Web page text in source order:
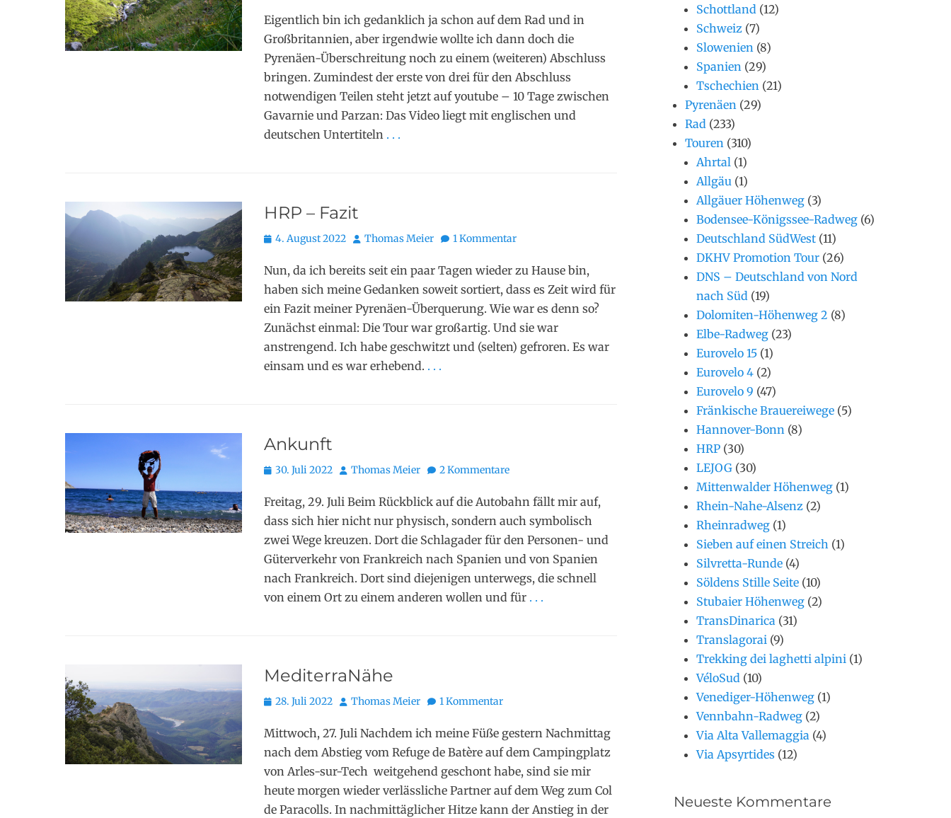
Eigentlich bin ich gedanklich ja schon auf dem Rad und in
Großbritannien, aber irgendwie wollte ich dann doch die
Pyrenäen-Überschreitung noch zu einem (weiteren) Abschluss
bringen. Zumindest der erste von drei für den Abschluss
notwendigen Teilen steht jetzt auf youtube – 10 Tage zwischen
Gavarnie und Parzan: Das Video liegt mit englischen und
deutschen Untertiteln . . .
HRP – Fazit
Posted
4. August 2022 Autor
Thomas Meier 1 Kommentar
Nun, da ich bereits seit ein paar Tagen wieder zu Hause bin,
haben sich meine Gedanken soweit sortiert, dass es Zeit wird für
ein Fazit meiner Pyrenäen-Überquerung. Wie war es denn so?
Zunächst einmal: Die Tour war großartig. Und sie war
anstrengend. Ich habe geschwitzt und (selten) gefroren. Es war
einsam und es war erhebend. . . .
Ankunft
Posted
30. Juli 2022 Autor
Thomas Meier 2 Kommentare
Freitag, 29. Juli Beim Rückblick auf die Autobahn fällt mir auf,
dass sich hier nicht nur physisch, sondern auch symbolisch
zwei Wege kreuzen. Dort die Schlagader für den Personen- und
Güterverkehr von Frankreich nach Spanien und von Spanien
nach Frankreich. Dort sind diejenigen unterwegs, die schnell
von einem Ort zu einem anderen wollen und für . . .
MediterraNähe
Posted
28. Juli 2022 Autor
Thomas Meier 1 Kommentar
Mittwoch, 27. Juli Nachdem ich meine Füße gestern Nachmittag
nach dem Abstieg vom Refuge de Batère auf dem Campingplatz
von Arles-sur-Tech weitgehend geschont habe, sind sie mir
heute morgen wieder verlässliche Partner auf dem Weg zum Col
de Paracolls. In nachmittäglicher Hitze kann der Anstieg in der
Schottland (12)
Schweiz (7)
Slowenien (8)
Spanien (29)
Tschechien (21)
Pyrenäen (29)
Rad (233)
Touren (310)
Ahrtal (1)
Allgäu (1)
Allgäuer Höhenweg (3)
Bodensee-Königssee-Radweg (6)
Deutschland SüdWest (11)
DKHV Promotion Tour (26)
DNS – Deutschland von Nord
nach Süd (19)
Dolomiten-Höhenweg 2 (8)
Elbe-Radweg (23)
Eurovelo 15 (1)
Eurovelo 4 (2)
Eurovelo 9 (47)
Fränkische Brauereiwege (5)
Hannover-Bonn (8)
HRP (30)
LEJOG (30)
Mittenwalder Höhenweg (1)
Rhein-Nahe-Alsenz (2)
Rheinradweg (1)
Sieben auf einen Streich (1)
Silvretta-Runde (4)
Söldens Stille Seite (10)
Stubaier Höhenweg (2)
TransDinarica (31)
Translagorai (9)
Trekking dei laghetti alpini (1)
VéloSud (10)
Venediger-Höhenweg (1)
Vennbahn-Radweg (2)
Via Alta Vallemaggia (4)
Via Apsyrtides (12)
Neueste Kommentare